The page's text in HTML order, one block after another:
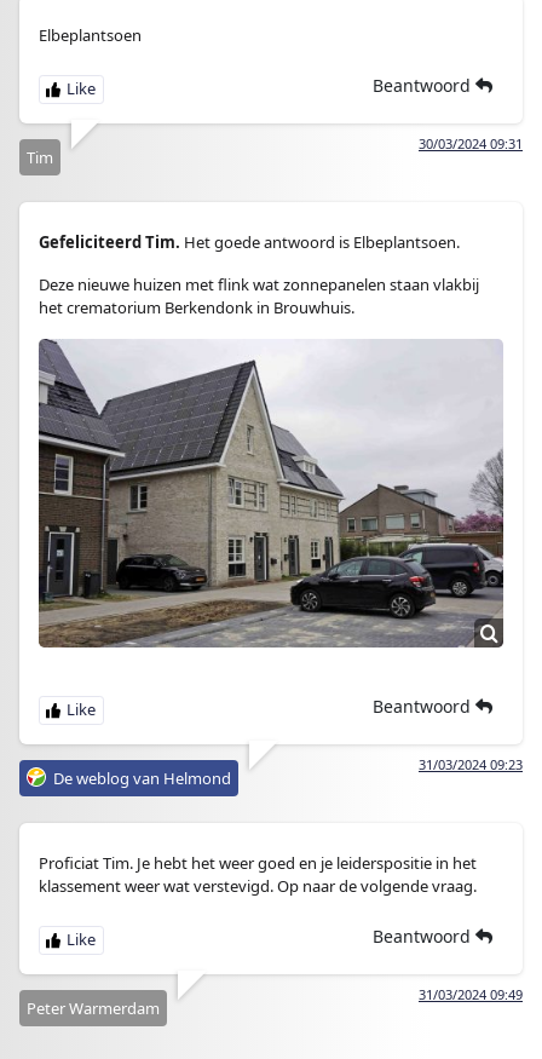
Elbeplantsoen
Beantwoord
30/03/2024 09:31
Tim
Gefeliciteerd Tim. Het goede antwoord is Elbeplantsoen.
Deze nieuwe huizen met flink wat zonnepanelen staan vlakbij
het crematorium Berkendonk in Brouwhuis.
Beantwoord
31/03/2024 09:23
De weblog van Helmond
Proficiat Tim. Je hebt het weer goed en je leiderspositie in het
klassement weer wat verstevigd. Op naar de volgende vraag.
Beantwoord
31/03/2024 09:49
Peter Warmerdam